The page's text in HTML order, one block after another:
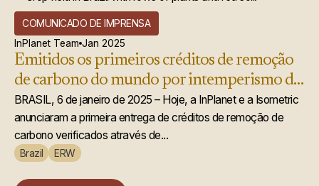
COMUNICADO DE IMPRENSA
InPlanet Team Jan 2025
Emitidos os primeiros créditos de remoção
de carbono do mundo por intemperismo de
rochas aprimorado
BRASIL, 6 de janeiro de 2025 – Hoje, a InPlanet e a Isometric
anunciaram a primeira entrega de créditos de remoção de
carbono verificados através de...
Brazil ERW